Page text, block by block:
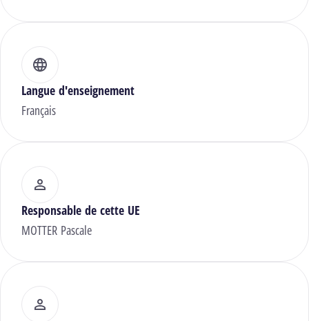
Langue d'enseignement
Français
Responsable de cette UE
MOTTER Pascale